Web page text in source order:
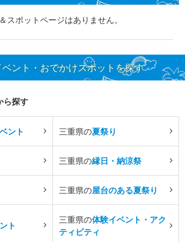
スポットページはありません。
ント・おでかけスポットを探す
ら探す
ント 三重県の夏祭り
三重県の縁日・納涼祭
三重県の屋台のある夏祭り
ト
三重県の体験イベント・アク
ティビティ